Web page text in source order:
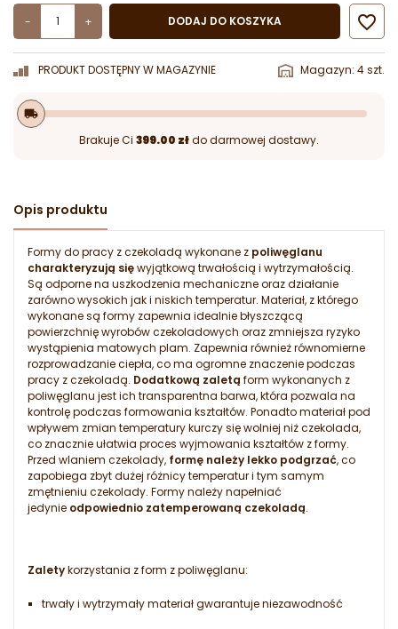
- + DODAJ DO KOSZYKA 
PRODUKT DOSTĘPNY W MAGAZYNIE Magazyn: 4 szt.
local_shipping
Brakuje Ci 399.00 złdo darmowej dostawy.
Opis produktu
Formy do pracy z czekoladą wykonane z poliwęglanu
charakteryzują sięwyjątkową trwałością i wytrzymałością.
Są odporne na uszkodzenia mechaniczne oraz działanie
zarówno wysokich jak i niskich temperatur. Materiał, z którego
wykonane są formy zapewnia idealnie błyszczącą
powierzchnię wyrobów czekoladowych oraz zmniejsza ryzyko
wystąpienia matowych plam. Zapewnia również równomierne
rozprowadzanie ciepła, co ma ogromne znaczenie podczas
pracy z czekoladą. Dodatkową zaletą form wykonanych z
poliwęglanu jest ich transparentna barwa, która pozwala na
kontrolę podczas formowania kształtów. Ponadto materiał pod
wpływem zmian temperatury kurczy się wolniej niż czekolada,
co znacznie ułatwia proces wyjmowania kształtów z formy.
Przed wlaniem czekolady, formę należy lekko podgrzać, co
zapobiega zbyt dużej różnicy temperatur i tym samym
zmętnieniu czekolady. Formy należy napełniać
jedynie odpowiednio zatemperowaną czekoladą.
Zaletykorzystania z form z poliwęglanu:
trwały i wytrzymały materiał gwarantuje niezawodność